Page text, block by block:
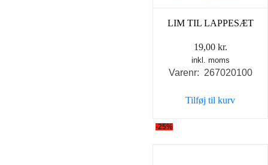
LIM TIL LAPPESÆT
19,00 kr.
inkl. moms
Varenr: 267020100
Tilføj til kurv
-25%